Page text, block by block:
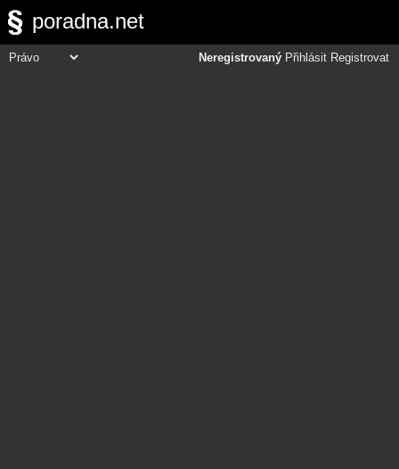
poradna.net
Neregistrovaný Přihlásit Registrovat